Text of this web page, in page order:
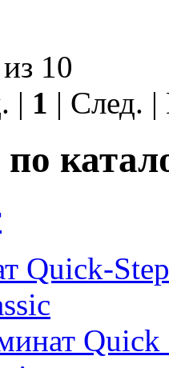
10
| 1 | След.
Quick-Step
Quick